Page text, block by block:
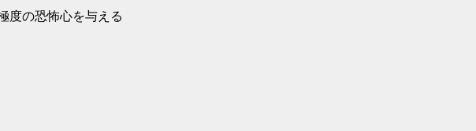
度の恐怖心を与える